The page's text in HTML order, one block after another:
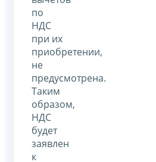
по
НДС
при их
приобретении,
не
предусмотрена.
Таким
образом,
НДС
будет
заявлен
к